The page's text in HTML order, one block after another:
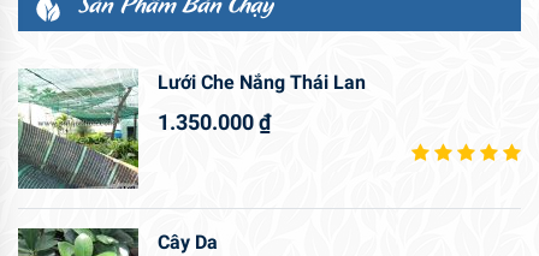
Lưới Che Nắng Thái Lan
1.350.000₫
Cây Da